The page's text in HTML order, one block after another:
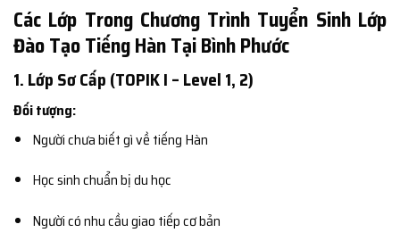
Các Lớp Trong Chương Trình Tuyển Sinh Lớp
Đào Tạo Tiếng Hàn Tại Bình Phước
1. Lớp Sơ Cấp (TOPIK I – Level 1, 2)
Đối tượng:
Người chưa biết gì về tiếng Hàn
Học sinh chuẩn bị du học
Người có nhu cầu giao tiếp cơ bản